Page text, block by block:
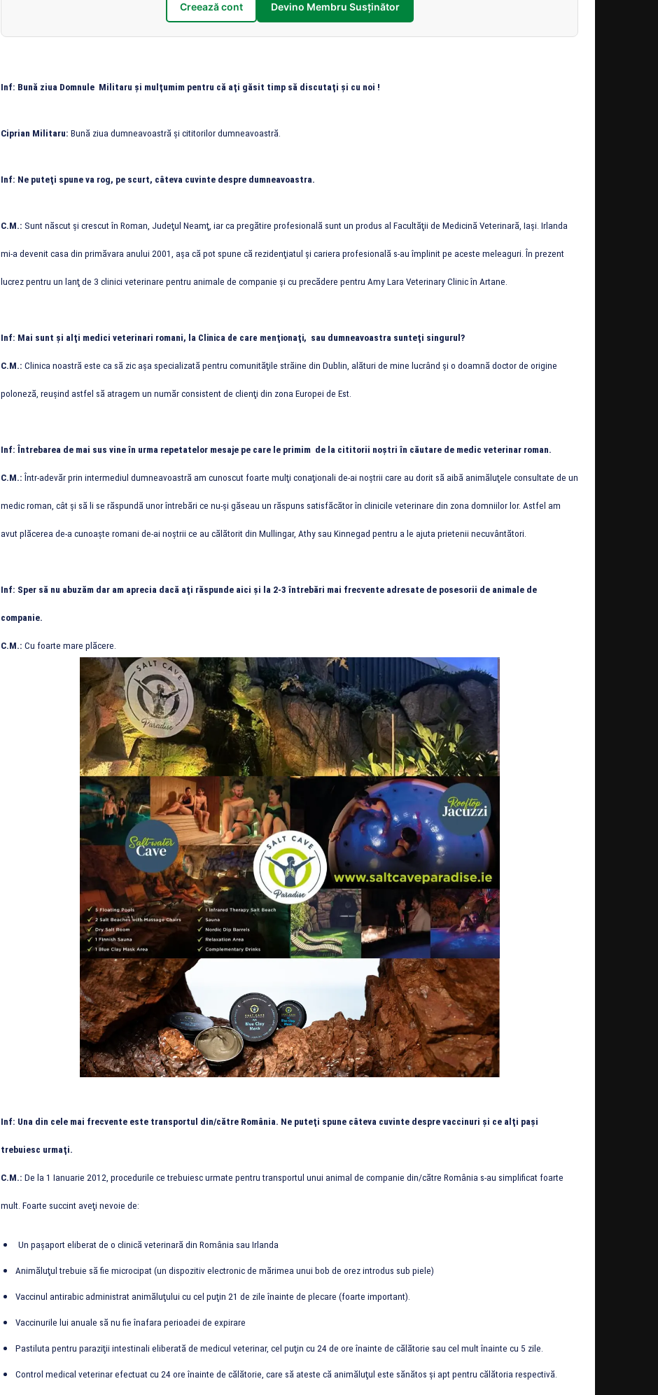
Creează cont Devino Membru Susținător
Inf: Bună ziua Domnule Militaru şi mulţumim pentru că aţi găsit timp să discutaţi şi cu noi !
Ciprian Militaru: Bună ziua dumneavoastră şi cititorilor dumneavoastră.
Inf: Ne puteţi spune va rog, pe scurt, câteva cuvinte despre dumneavoastra.
C.M.: Sunt născut şi crescut în Roman, Judeţul Neamţ, iar ca pregătire profesională sunt un produs al Facultăţii de Medicină Veterinară, Iaşi. Irlanda
mi-a devenit casa din primăvara anului 2001, aşa că pot spune că rezidenţiatul şi cariera profesională s-au împlinit pe aceste meleaguri. În prezent
lucrez pentru un lanţ de 3 clinici veterinare pentru animale de companie şi cu precădere pentru Amy Lara Veterinary Clinic în Artane.
Inf: Mai sunt şi alţi medici veterinari romani, l a Clinica de care menţionaţi, sau dumneavoastra sunteţi singurul?
C.M.: Clinica noastră este ca să zic aşa specializată pentru comunităţile străine din Dublin, alături de mine lucrând şi o doamnă doctor de origine
poloneză, reuşind astfel să atragem un număr consistent de clienţi din zona Europei de Est.
Inf: Întrebarea de mai sus vine în urma repetatelor mesaje pe care le primim de la cititorii noştri în căutare de medic veterinar roman.
C.M.: Într-adevăr prin intermediul dumneavoastră am cunoscut foarte mulţi conaţionali de-ai noştrii care au dorit să aibă animăluţele consultate de un
medic roman, cât şi să li se răspundă unor întrebări ce nu-şi găseau un răspuns satisfăcător în clinicile veterinare din zona domniilor lor. Astfel am
avut plăcerea de-a cunoaşte romani de-ai noştrii ce au călătorit din Mullingar, Athy sau Kinnegad pentru a le ajuta prietenii necuvântători.
Inf: Sper să nu abuzăm dar am aprecia dacă aţi răspunde aici şi la 2-3 întrebări mai frecvente adresate de posesorii de animale de
companie.
C.M.: Cu foarte mare plăcere.
Inf: Una din cele mai frecvente este transportul din/către România. Ne puteţi spune câteva cuvinte despre vaccinuri şi ce alţi paşi
trebuiesc urmaţi.
C.M.: De la 1 Ianuarie 2012, procedurile ce trebuiesc urmate pentru transportul unui animal de companie din/către România s-au simplificat foarte
mult. Foarte succint aveţi nevoie de:
Un paşaport eliberat de o clinică veterinară din România sau Irlanda
Animăluţul trebuie să fie microcipat (un dispozitiv electronic de mărimea unui bob de orez introdus sub piele)
Vaccinul antirabic administrat animăluţului cu cel puţin 21 de zile înainte de plecare (foarte important).
Vaccinurile lui anuale să nu fie înafara perioadei de expirare
Pastiluta pentru paraziţii intestinali eliberată de medicul veterinar, cel puţin cu 24 de ore înainte de călătorie sau cel mult înainte cu 5 zile.
Control medical veterinar efectuat cu 24 ore înainte de călătorie, care să ateste că animăluţul este sănătos şi apt pentru călătoria respectivă.